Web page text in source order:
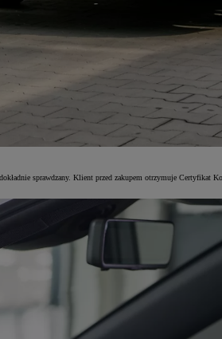
sprawdzany. Klient przed zakupem otrzymuje Certyfikat